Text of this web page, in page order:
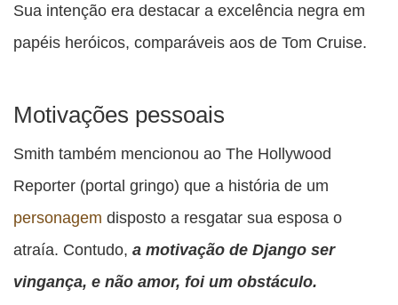
Sua intenção era destacar a excelência negra em
papéis heróicos, comparáveis aos de Tom Cruise.
Motivações pessoais
Smith também mencionou ao The Hollywood
Reporter (portal gringo) que a história de um
personagem disposto a resgatar sua esposa o
atraía. Contudo, a motivação de Django ser
vingança, e não amor, foi um obstáculo.